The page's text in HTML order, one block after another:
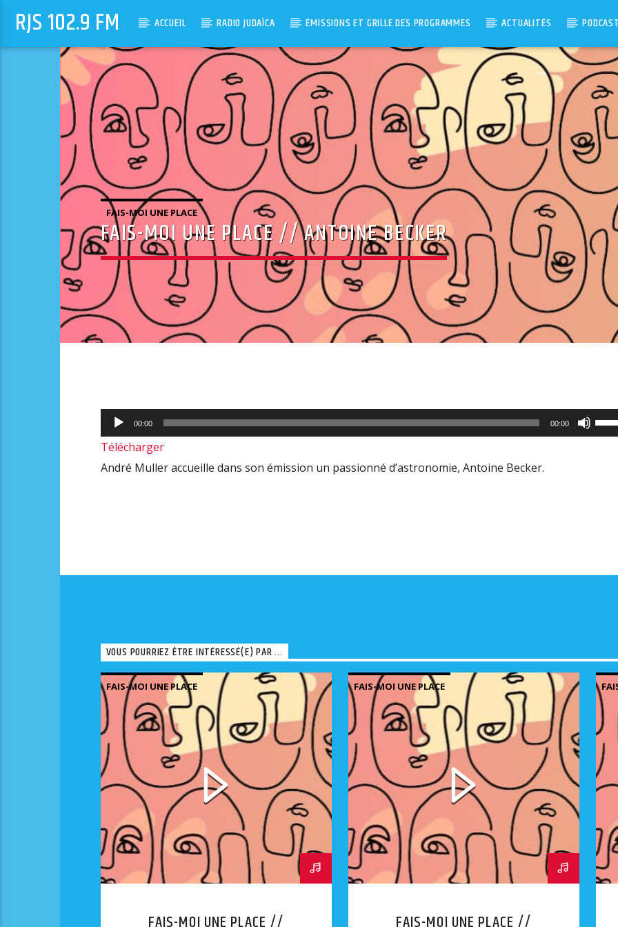
RJS 102.9 FM ACCUEIL RADIO JUDAÏCA ÉMISSIONS ET GRILLE DES PROGRAMMES ACTUALITÉS
FAIS-MOI UNE PLACE
FAIS-MOI UNE PLACE // ANTOINE BECKER
Lecteur
audio
00:00 00:00
les
Télécharger
André Muller accueille dans son émission un passionné d’astronomie, Antoine Becker.
VOUS POURRIEZ ÊTRE INTÉRESSÉ(E) PAR ...
FAIS-MOI UNE PLACE FAIS-MOI UNE PLACE